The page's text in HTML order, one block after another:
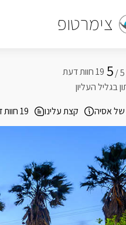
צימרטופ
5 /
5
בגליל העליון
של אסיה
קצת עלינו 19 חוות דעת